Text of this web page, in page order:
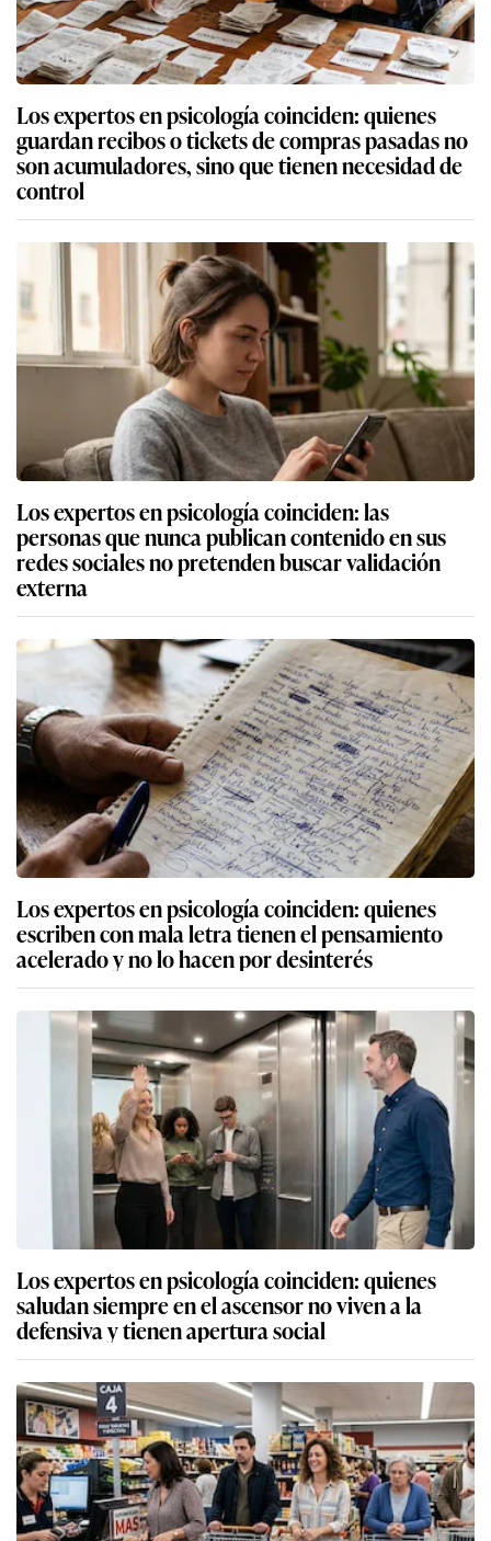
Los expertos en psicología coinciden: quienes
guardan recibos o tickets de compras pasadas no
son acumuladores, sino que tienen necesidad de
control
Los expertos en psicología coinciden: las
personas que nunca publican contenido en sus
redes sociales no pretenden buscar validación
externa
Los expertos en psicología coinciden: quienes
escriben con mala letra tienen el pensamiento
acelerado y no lo hacen por desinterés
Los expertos en psicología coinciden: quienes
saludan siempre en el ascensor no viven a la
defensiva y tienen apertura social